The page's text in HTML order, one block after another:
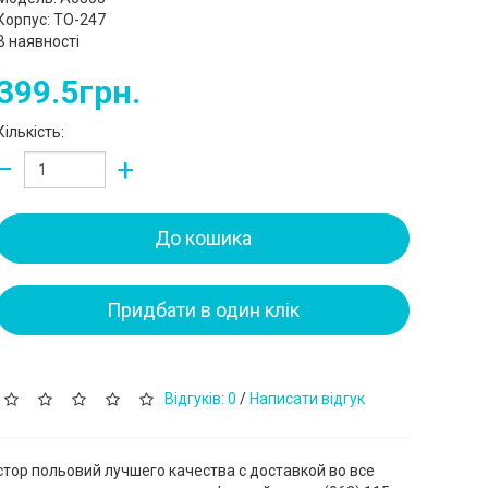
TO-247
наявності
+
До кошика
Придбати в один клік
Відгуків: 0 / Написати відгук
польовий лучшего качества с доставкой во все